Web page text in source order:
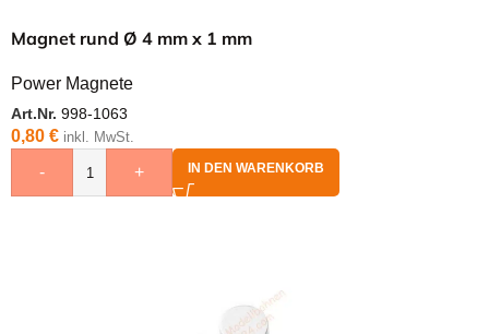
Magnet rund Ø 4 mm x 1 mm
Power Magnete
Art.Nr. 998-1063
0,80 € inkl. MwSt.
- + IN DEN WARENKORB